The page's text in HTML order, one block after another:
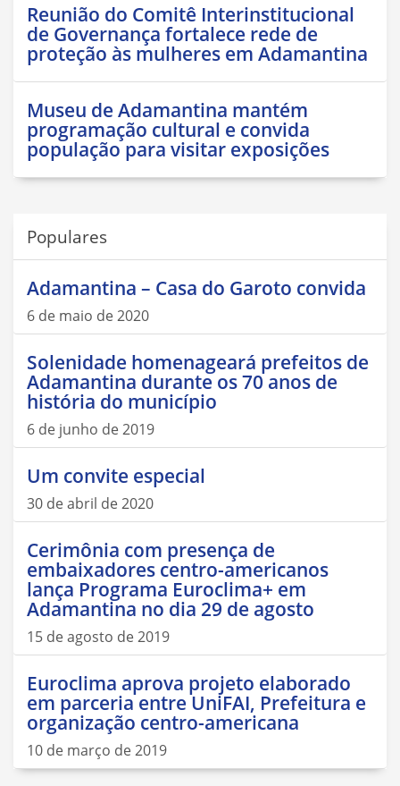
Reunião do Comitê Interinstitucional
de Governança fortalece rede de
proteção às mulheres em Adamantina
Museu de Adamantina mantém
programação cultural e convida
população para visitar exposições
Populares
Adamantina – Casa do Garoto convida
6 de maio de 2020
Solenidade homenageará prefeitos de
Adamantina durante os 70 anos de
história do município
6 de junho de 2019
Um convite especial
30 de abril de 2020
Cerimônia com presença de
embaixadores centro-americanos
lança Programa Euroclima+ em
Adamantina no dia 29 de agosto
15 de agosto de 2019
Euroclima aprova projeto elaborado
em parceria entre UniFAI, Prefeitura e
organização centro-americana
10 de março de 2019